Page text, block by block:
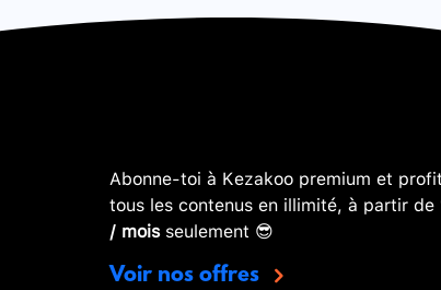
Abonne-toi à Kezakoo premium et
tous les contenus en illimité, à partir de
/ moisseulement 😎
Voir nos offres